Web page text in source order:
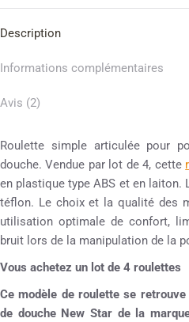
Description
Informations complémentaires
Avis (2)
Roulette simple articulée pour
douche. Vendue par lot de 4, cette
en plastique type ABS et en laiton.
téflon. Le choix et la qualité des
utilisation optimale de confort,
bruit lors de la manipulation de la
Vous achetez un lot de 4 roulettes
Ce modèle de roulette se
de douche New Star de la